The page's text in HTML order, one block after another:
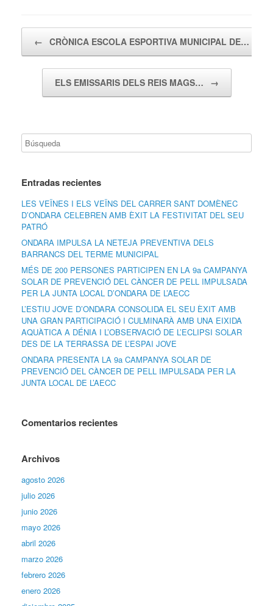
← CRÒNICA ESCOLA ESPORTIVA MUNICIPAL DE…
ELS EMISSARIS DELS REIS MAGS… →
Entradas recientes
LES VEÏNES I ELS VEÏNS DEL CARRER SANT DOMÈNEC
D’ONDARA CELEBREN AMB ÈXIT LA FESTIVITAT DEL SEU
PATRÓ
ONDARA IMPULSA LA NETEJA PREVENTIVA DELS
BARRANCS DEL TERME MUNICIPAL
MÉS DE 200 PERSONES PARTICIPEN EN LA 9a CAMPANYA
SOLAR DE PREVENCIÓ DEL CÀNCER DE PELL IMPULSADA
PER LA JUNTA LOCAL D’ONDARA DE L’AECC
L’ESTIU JOVE D’ONDARA CONSOLIDA EL SEU ÈXIT AMB
UNA GRAN PARTICIPACIÓ I CULMINARÀ AMB UNA EIXIDA
AQUÀTICA A DÉNIA I L’OBSERVACIÓ DE L’ECLIPSI SOLAR
DES DE LA TERRASSA DE L’ESPAI JOVE
ONDARA PRESENTA LA 9a CAMPANYA SOLAR DE
PREVENCIÓ DEL CÀNCER DE PELL IMPULSADA PER LA
JUNTA LOCAL DE L’AECC
Comentarios recientes
Archivos
agosto 2026
julio 2026
junio 2026
mayo 2026
abril 2026
marzo 2026
febrero 2026
enero 2026